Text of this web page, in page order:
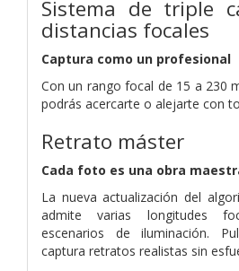
Sistema de triple
distancias focales
Captura como un profesional
Con un rango focal de 15 a 230
podrás acercarte o alejarte con
Retrato máster
Cada foto es una obra
La nueva actualización del
admite varias longitudes
escenarios de iluminación.
captura retratos realistas sin